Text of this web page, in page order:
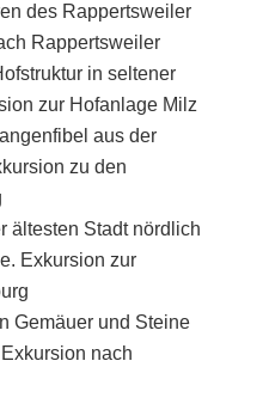
des Rappertsweiler
Rappertsweiler
in seltener
zur Hofanlage Milz
aus der
zu den
ältesten Stadt nördlich
Exkursion zur
Gemäuer und Steine
nach